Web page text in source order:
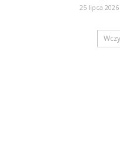
25 lipca 2026